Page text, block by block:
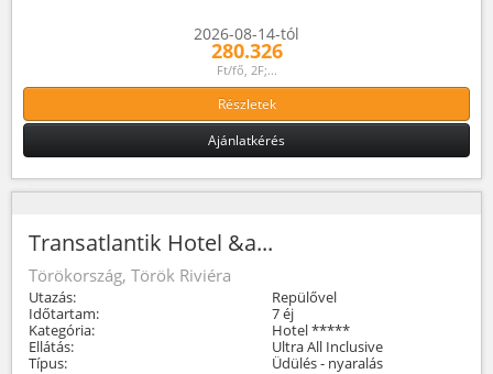
2026-08-14-tól
280.326
Ft/fő, 2F;...
Részletek
Ajánlatkérés
Transatlantik Hotel &a...
Törökország, Török Riviéra
Utazás:
Repülővel
Időtartam:
7 éj
Kategória:
Hotel *****
Ellátás:
Ultra All Inclusive
Típus:
Üdülés - nyaralás